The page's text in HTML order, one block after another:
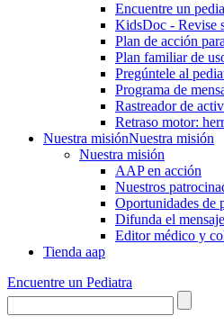
Encuentre un
KidsDoc - Revise
Plan de acción
Plan familiar de
Pregúntele al
Programa de
Rastre​​ador de
Retraso motor:
Nuestra misiónNuestra misión
Nuestra misión
AAP en acción
Nuestros
Oportunidades de
Difunda el mensaje
Editor médico y
Tienda aap
Encuentre un Pediatra